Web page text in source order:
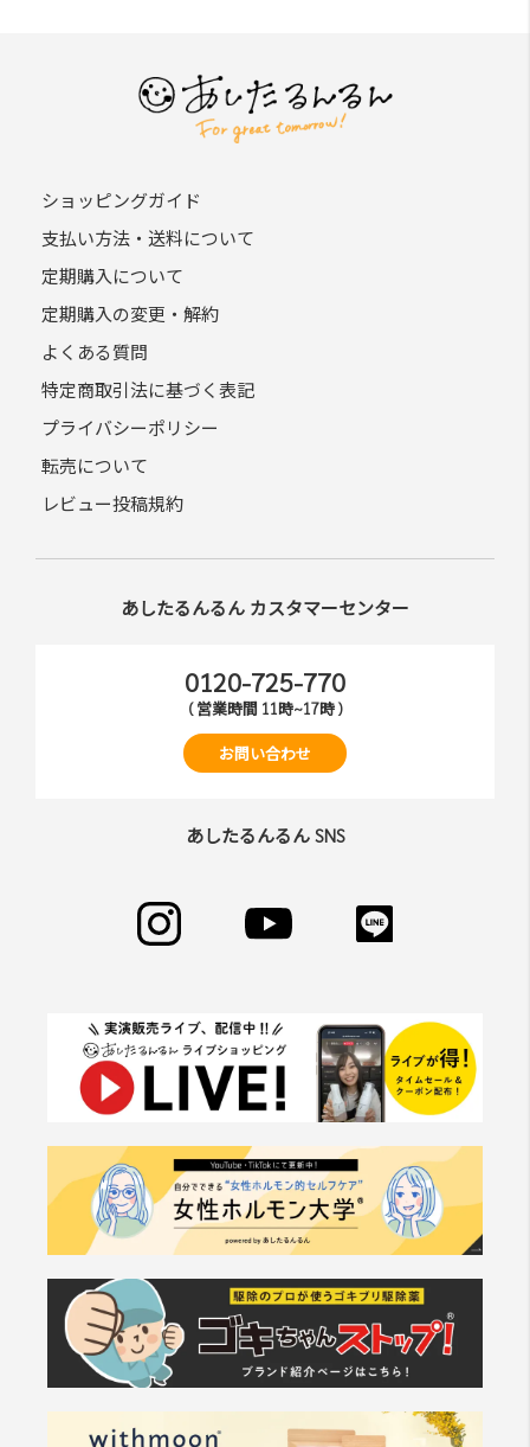
ショッピングガイド
支払い方法・送料について
定期購入について
定期購入の変更・解約
よくある質問
特定商取引法に基づく表記
プライバシーポリシー
転売について
レビュー投稿規約
あしたるんるん カスタマーセンター
0120-725-770
( 営業時間 11時~17時 )
お問い合わせ
あしたるんるん SNS